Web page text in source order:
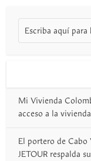
Mi Vivienda
acceso a la
El portero de
JETOUR respalda